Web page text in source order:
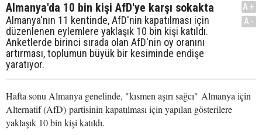
Almanya'da 10 bin kişi AfD'ye karşı sokakta
Almanya'nın 11 kentinde, AfD'nin kapatılması için
düzenlenen eylemlere yaklaşık 10 bin kişi katıldı.
Anketlerde birinci sırada olan AfD'nin oy oranını
artırması, toplumun büyük bir kesiminde endişe
yaratıyor.
A+
A-
Hafta sonu Almanya genelinde, "kısmen aşırı sağcı" Almanya için
Alternatif (AfD) partisinin kapatılması için yapılan gösterilere
yaklaşık 10 bin kişi katıldı.